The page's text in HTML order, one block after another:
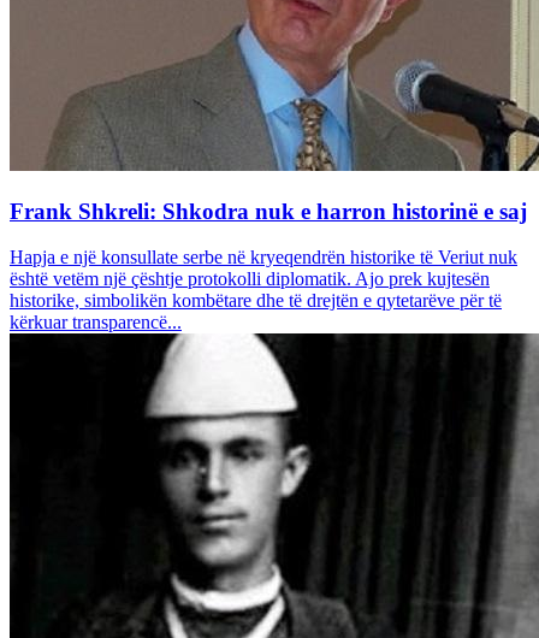
Frank Shkreli: Shkodra nuk e harron historinë e saj
Hapja e një konsullate serbe në kryeqendrën historike të Veriut nuk
është vetëm një çështje protokolli diplomatik. Ajo prek kujtesën
historike, simbolikën kombëtare dhe të drejtën e qytetarëve për të
kërkuar transparencë...